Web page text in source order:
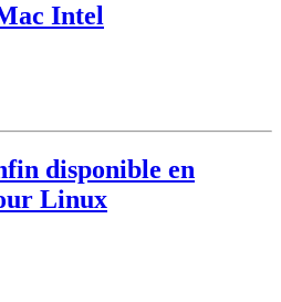
Intel
disponible en
Linux